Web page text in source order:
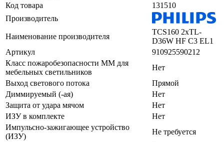
Код товара
131510
Производитель
Наименование производителя
TCS160 2xTL-
D36W HF C3 EL1
Артикул
910925590212
Класс пожаробезопасности ММ для
мебельных светильников
Нет
Выход светового потока
Прямой
Диммируемый (-ая)
Нет
Защита от удара мячом
Нет
ИЗУ в комплекте
Нет
Импульсно-зажигающее устройство
(ИЗУ)
Не требуется